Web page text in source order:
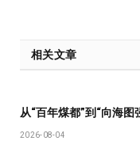
相关文章
从“百年煤都”到“向海
2026-08-04